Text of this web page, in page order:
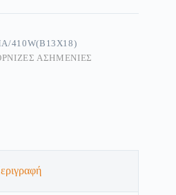
410W(B13X18)
ΑΣΗΜΈΝΙΕΣ